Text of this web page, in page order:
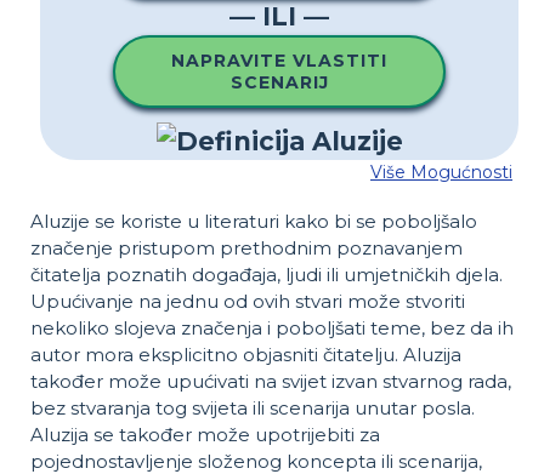
— ILI —
NAPRAVITE VLASTITI
SCENARIJ
Više Mogućnosti
Aluzije se koriste u literaturi kako bi se poboljšalo
značenje pristupom prethodnim poznavanjem
čitatelja poznatih događaja, ljudi ili umjetničkih djela.
Upućivanje na jednu od ovih stvari može stvoriti
nekoliko slojeva značenja i poboljšati teme, bez da ih
autor mora eksplicitno objasniti čitatelju. Aluzija
također može upućivati ​​na svijet izvan stvarnog rada,
bez stvaranja tog svijeta ili scenarija unutar posla.
Aluzija se također može upotrijebiti za
pojednostavljenje složenog koncepta ili scenarija,